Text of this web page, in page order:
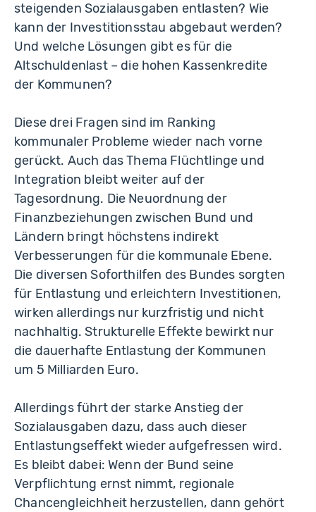
steigenden Sozialausgaben entlasten? Wie
kann der Investitionsstau abgebaut werden?
Und welche Lösungen gibt es für die
Altschuldenlast – die hohen Kassenkredite
der Kommunen?
Diese drei Fragen sind im Ranking
kommunaler Probleme wieder nach vorne
gerückt. Auch das Thema Flüchtlinge und
Integration bleibt weiter auf der
Tagesordnung. Die Neuordnung der
Finanzbeziehungen zwischen Bund und
Ländern bringt höchstens indirekt
Verbesserungen für die kommunale Ebene.
Die diversen Soforthilfen des Bundes sorgten
für Entlastung und erleichtern Investitionen,
wirken allerdings nur kurzfristig und nicht
nachhaltig. Strukturelle Effekte bewirkt nur
die dauerhafte Entlastung der Kommunen
um 5 Milliarden Euro.
Allerdings führt der starke Anstieg der
Sozialausgaben dazu, dass auch dieser
Entlastungseffekt wieder aufgefressen wird.
Es bleibt dabei: Wenn der Bund seine
Verpflichtung ernst nimmt, regionale
Chancengleichheit herzustellen, dann gehört